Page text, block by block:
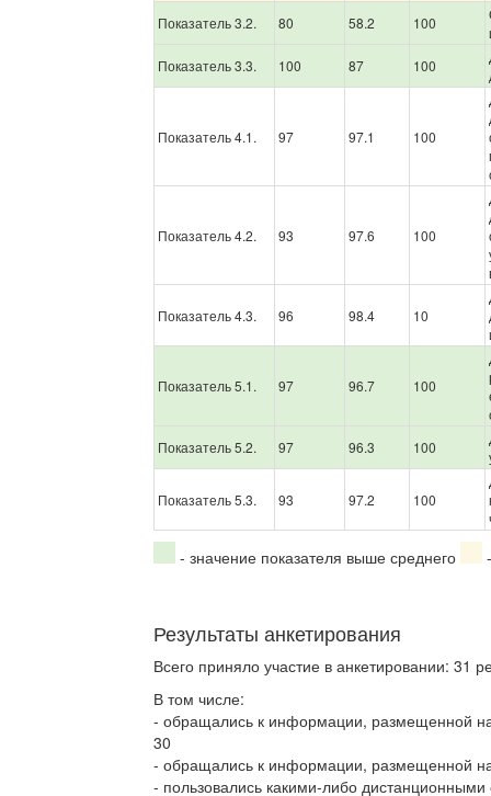
Показатель 3.2.
80 58.2 100
Показатель 3.3.
100 87 100
Показатель 4.1. 97 97.1 100
Показатель 4.2. 93 97.6 100
Показатель 4.3. 96 98.4 10
Показатель 5.1. 97 96.7 100
Показатель 5.2.
97 96.3 100
Показатель 5.3. 93 97.2 100
- значение показателя выше среднего
Результаты анкетирования
Всего приняло участие в анкетировании: 31
В том числе:
- обращались к информации, размещенной
30
- обращались к информации, размещенной
- пользовались какими-либо